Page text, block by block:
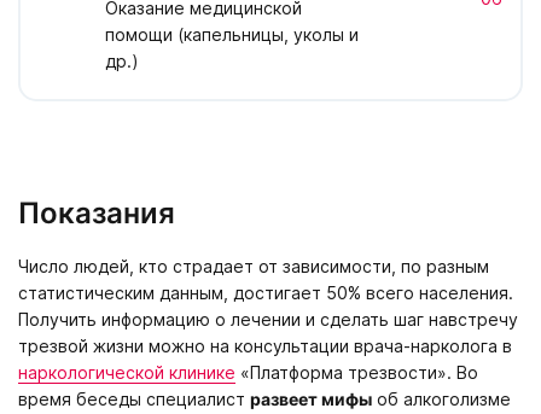
Оказание медицинской
помощи (капельницы, уколы и
др.)
Показания
Число людей, кто страдает от зависимости, по разным
статистическим данным, достигает 50% всего населения.
Получить информацию о лечении и сделать шаг навстречу
трезвой жизни можно на консультации врача-нарколога в
наркологической клинике «Платформа трезвости». Во
время беседы специалист развеет мифы об алкоголизме